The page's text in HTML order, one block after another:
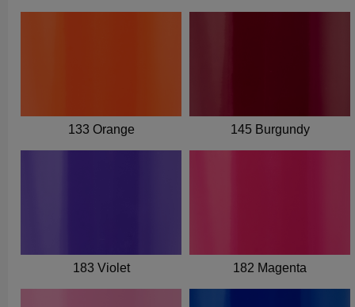
133 Orange 145 Burgundy
183 Violet 182 Magenta